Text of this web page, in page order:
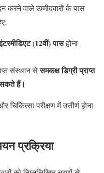
करने वाले उम्मीदवारों के पास
(12वीं) पासहोना
संस्थान सेसमकक्ष डिग्री प्राप्त
सकते हैं।
परीक्षण में उत्तीर्ण होना
प्रक्रिया